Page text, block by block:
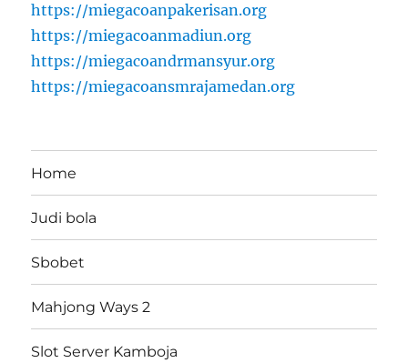
https://miegacoanpakerisan.org
https://miegacoanmadiun.org
https://miegacoandrmansyur.org
https://miegacoansmrajamedan.org
Home
Judi bola
Sbobet
Mahjong Ways 2
Slot Server Kamboja